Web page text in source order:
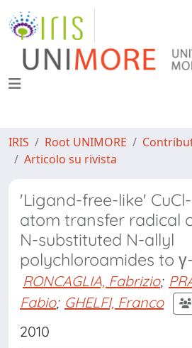
IRIS Root UNIMORE
Articolo su rivista
'Ligand-free-like'
atom transfer radical
N-substituted N-allyl
polychloroamides to
RONCAGLIA, Fabrizio;
Fabio; GHELFI, Franco
2010